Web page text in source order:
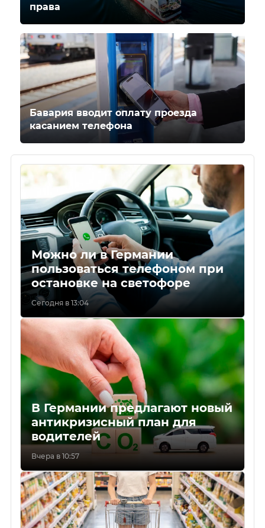
права
Бавария вводит оплату проезда
касанием телефона
Можно ли в Германии
пользоваться телефоном при
остановке на светофоре
Сегодня в 13:04
В Германии предлагают новый
антикризисный план для
водителей
Вчера в 10:57